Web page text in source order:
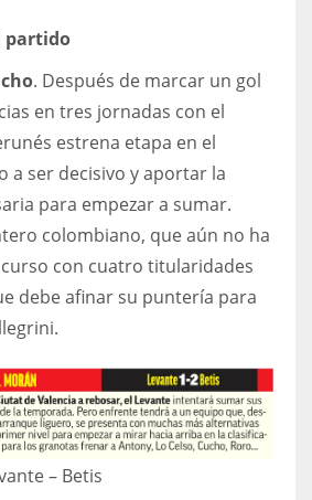
partido
. Después de marcar un gol
en tres jornadas con el
estrena etapa en el
a ser decisivo y aportar la
para empezar a sumar.
colombiano, que aún no ha
con cuatro titularidades
debe afinar su puntería para
– Betis